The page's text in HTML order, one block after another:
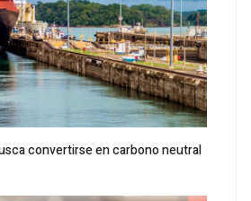
convertirse en carbono neutral